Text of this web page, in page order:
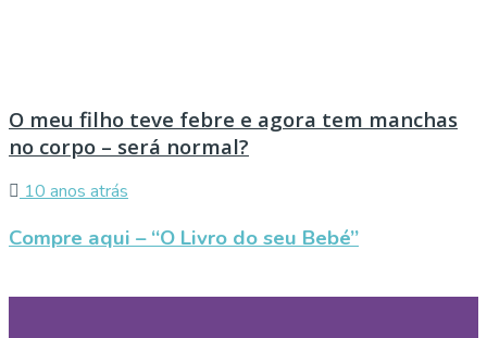
O meu filho teve febre e agora tem manchas
no corpo – será normal?
10 anos atrás
Compre aqui – “O Livro do seu Bebé”